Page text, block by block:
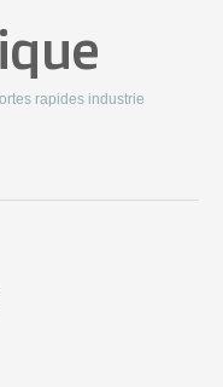
rapides industrie